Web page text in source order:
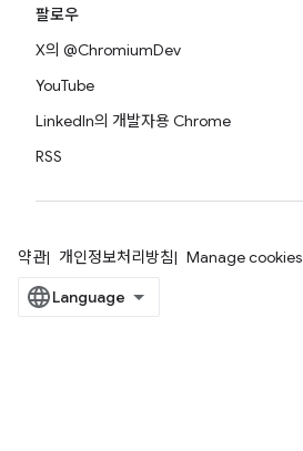
팔로우
X의 @ChromiumDev
YouTube
LinkedIn의 개발자용 Chrome
RSS
약관 개인정보처리방침 Manage cookies